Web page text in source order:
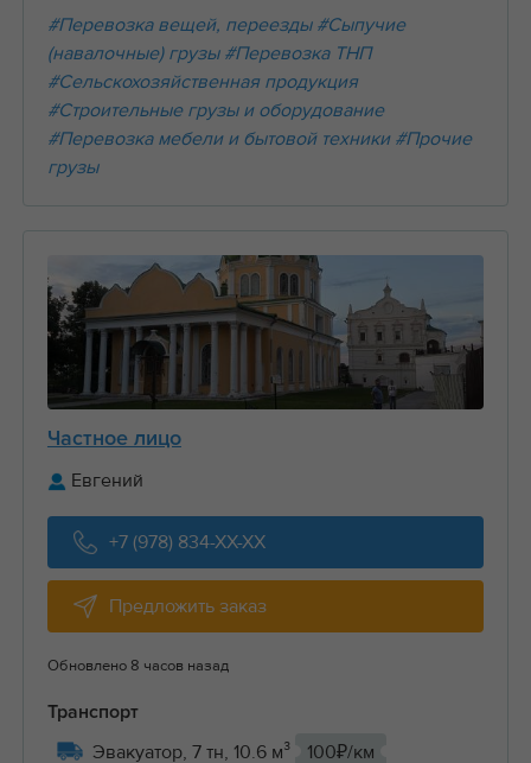
#Перевозка вещей, переезды #Сыпучие
(навалочные) грузы #Перевозка ТНП
#Сельскохозяйственная продукция
#Строительные грузы и оборудование
#Перевозка мебели и бытовой техники #Прочие
грузы
Частное лицо
Евгений
+7 (978) 834-XX-XX
Предложить заказ
Обновлено 8 часов назад
Транспорт
Эвакуатор, 7 тн, 10.6 м³ 100₽/км